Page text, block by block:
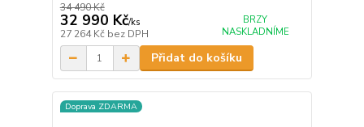
34 490 Kč
32 990 Kč/ks
27 264 Kč bez DPH
BRZY
NASKLADNÍME
Přidat do košíku
Doprava ZDARMA